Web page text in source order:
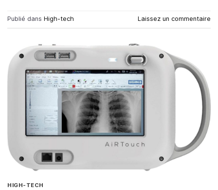
Publié dans High-tech Laissez un commentaire
HIGH-TECH